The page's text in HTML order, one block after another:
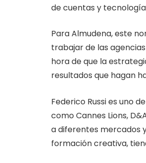
de cuentas y
Para Almudena, este
trabajar de las
hora de que la
resultados que hagan
Federico Russi es uno
como Cannes Lions,
a diferentes mercados
formación creativa,